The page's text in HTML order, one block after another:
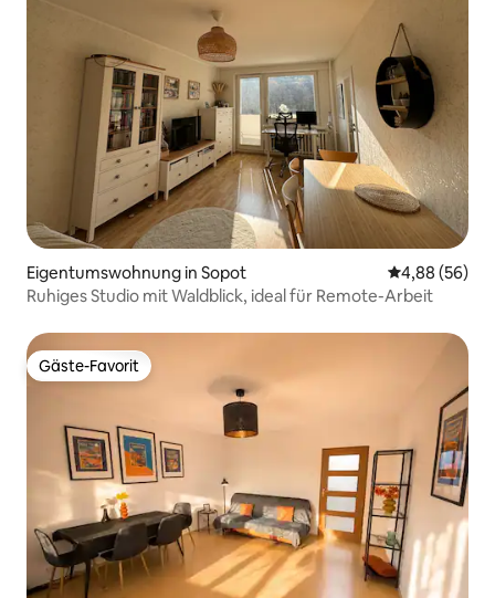
Eigentumswohnung in Sopot
4,88 (56)
Ruhiges Studio mit Waldblick, ideal für Remote-Arbeit
Gäste-Favorit
Gäste-Favorit